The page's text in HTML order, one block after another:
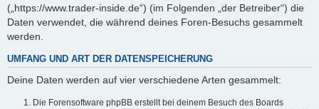
(„https://www.trader-inside.de“) (im Folgenden „der Betreiber“) die
Daten verwendet, die während deines Foren-Besuchs gesammelt
werden.
UMFANG UND ART DER DATENSPEICHERUNG
Deine Daten werden auf vier verschiedene Arten gesammelt:
Die Forensoftware phpBB erstellt bei deinem Besuch des Boards